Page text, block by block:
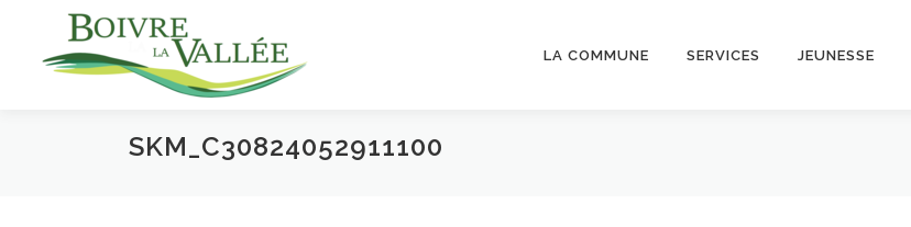
contenu
LA COMMUNE SERVICES JEUNESSE
SKM_C30824052911100